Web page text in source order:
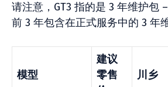
请注意，GT3 指的是 3 年维护包
前 3 年包含在正式服务中的 3 年维
模型
建议
零售
川乡